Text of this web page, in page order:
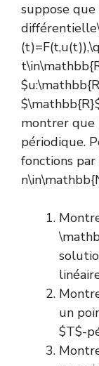
suppose que
montrer que
périodique.
fonctions
un
$T$-